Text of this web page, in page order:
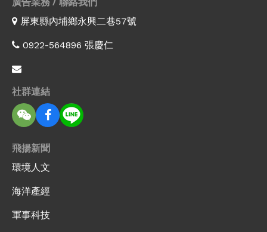
屏東縣內埔鄉永興二巷57號
0922-564896 張慶仁
社群連結
飛揚新聞
環境人文
海洋產經
軍事科技